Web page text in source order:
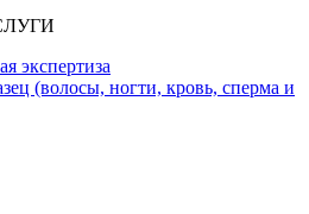
экспертиза
(волосы, ногти, кровь, сперма и